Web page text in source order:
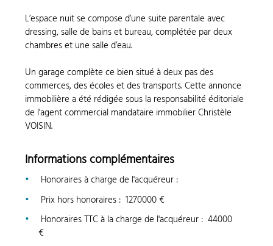
L’espace nuit se compose d’une suite parentale avec
dressing, salle de bains et bureau, complétée par deux
chambres et une salle d’eau.
Un garage complète ce bien situé à deux pas des
commerces, des écoles et des transports. Cette annonce
immobilière a été rédigée sous la responsabilité éditoriale
de l'agent commercial mandataire immobilier Christèle
VOISIN.
Informations complémentaires
Honoraires à charge de l'acquéreur:
Prix hors honoraires: 1270000 €
Honoraires TTC à la charge de l'acquéreur: 44000
€